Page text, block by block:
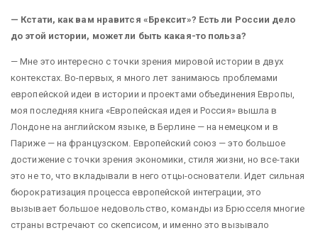
— Кстати, как вам нравится «Брексит»? Есть ли России дело
до этой истории, может ли быть какая-то польза?
— Мне это интересно с точки зрения мировой истории в двух
контекстах. Во-первых, я много лет занимаюсь проблемами
европейской идеи в истории и проектами объединения Европы,
моя последняя книга «Европейская идея и Россия» вышла в
Лондоне на английском языке, в Берлине — на немецком и в
Париже — на французском. Европейский союз — это большое
достижение с точки зрения экономики, стиля жизни, но все-таки
это не то, что вкладывали в него отцы-основатели. Идет сильная
бюрократизация процесса европейской интеграции, это
вызывает большое недовольство, команды из Брюсселя многие
страны встречают со скепсисом, и именно это вызывало